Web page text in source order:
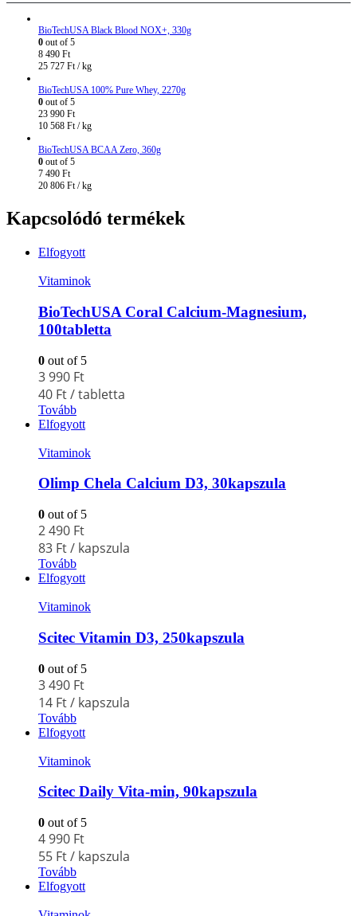
BioTechUSA Black Blood NOX+, 330g
0 out of 5
8 490 Ft
25 727 Ft / kg
BioTechUSA 100% Pure Whey, 2270g
0 out of 5
23 990 Ft
10 568 Ft / kg
BioTechUSA BCAA Zero, 360g
0 out of 5
7 490 Ft
20 806 Ft / kg
Kapcsolódó termékek
Elfogyott
Vitaminok
BioTechUSA Coral Calcium-Magnesium,
100tabletta
0 out of 5
3 990 Ft
40 Ft/ tabletta
Tovább
Elfogyott
Vitaminok
Olimp Chela Calcium D3, 30kapszula
0 out of 5
2 490 Ft
83 Ft/ kapszula
Tovább
Elfogyott
Vitaminok
Scitec Vitamin D3, 250kapszula
0 out of 5
3 490 Ft
14 Ft/ kapszula
Tovább
Elfogyott
Vitaminok
Scitec Daily Vita-min, 90kapszula
0 out of 5
4 990 Ft
55 Ft/ kapszula
Tovább
Elfogyott